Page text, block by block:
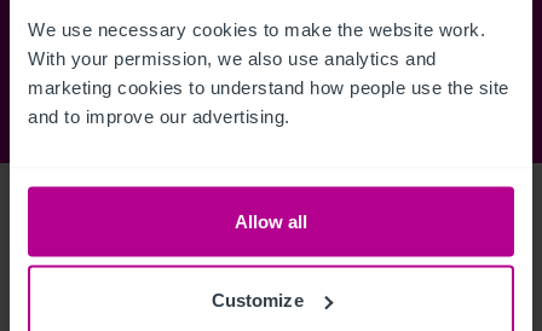
We use necessary cookies to make the website work.
With your permission, we also use analytics and
marketing cookies to understand how people use the site
and to improve our advertising.
Allow all
Customize